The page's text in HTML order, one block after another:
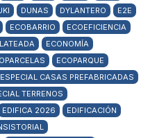
DUNAS DYLANTERO
E2E
ECOBARRIO
ECOEFICIENCIA
ECONOMÍA
ECOPARQUE
CASAS PREFABRICADAS
TERRENOS
EDIFICA 2026
EDIFICACIÓN